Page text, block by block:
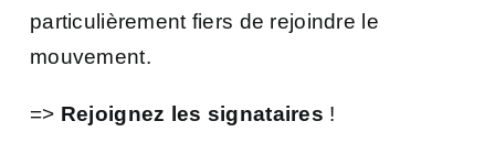
particulièrement fiers de rejoindre le
mouvement.
=> Rejoignez les signataires !